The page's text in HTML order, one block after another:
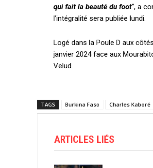
qui fait la beauté du foot“, a
l’intégralité sera publiée lundi.
Logé dans la Poule D aux
janvier 2024 face aux
Velud.
TAGS Burkina Faso Charles Kaboré
ARTICLES LIÉS